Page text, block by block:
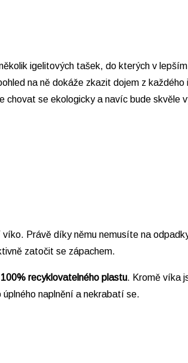
igelitových tašek, do kterých v
na ně dokáže zkazit dojem z
chovat se ekologicky a navíc bude skvěle
Právě díky němu nemusíte na
zatočit se zápachem.
recyklovatelného plastu. Kromě víka
naplnění a nekrabatí se.